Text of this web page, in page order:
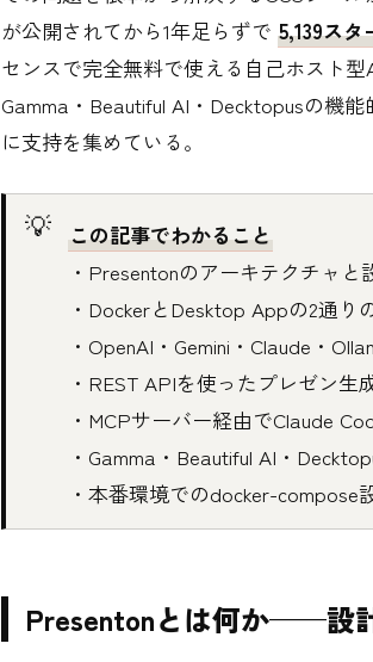
が公開されてから1年足らずで 5,139ス
センスで完全無料で使える自己ホスト型
Gamma・Beautiful AI・Decktopusの機
に支持を集めている。
この記事でわかること
・Presentonのアーキテクチャと
・DockerとDesktop Appの2通り
・OpenAI・Gemini・Claude・
・REST APIを使ったプレゼン生
・MCPサーバー経由でClaude
・Gamma・Beautiful AI・
・本番環境でのdocker-compose
Presentonとは何か——設